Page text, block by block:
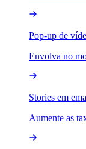
Pop-up de
Envolva no
Stories em
Aumente as